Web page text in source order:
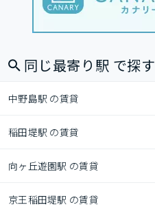
同じ最寄り駅 で探す
中野島駅 の賃貸
稲田堤駅 の賃貸
向ヶ丘遊園駅 の賃貸
京王稲田堤駅 の賃貸